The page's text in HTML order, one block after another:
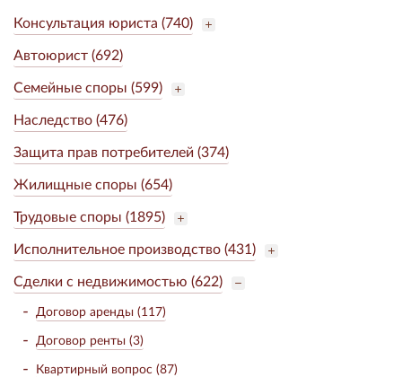
Консультация юриста (740)
Автоюрист (692)
Семейные споры (599)
Наследство (476)
Защита прав потребителей (374)
Жилищные споры (654)
Трудовые споры (1895)
Исполнительное производство (431)
Сделки с недвижимостью (622)
Договор аренды (117)
Договор ренты (3)
Квартирный вопрос (87)